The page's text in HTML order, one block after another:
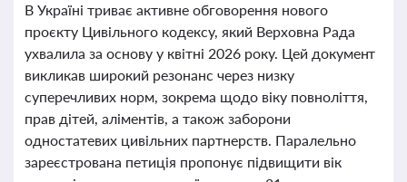
В Україні триває активне обговорення нового
проєкту Цивільного кодексу, який Верховна Рада
ухвалила за основу у квітні 2026 року. Цей документ
викликав широкий резонанс через низку
суперечливих норм, зокрема щодо віку повноліття,
прав дітей, аліментів, а також заборони
одностатевих цивільних партнерств. Паралельно
зареєстрована петиція пропонує підвищити вік